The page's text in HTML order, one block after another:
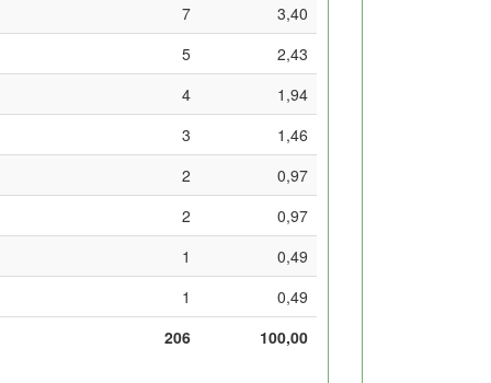
7
3,40
5
2,43
4
1,94
3
1,46
2
0,97
2
0,97
1
0,49
1
0,49
206
100,00